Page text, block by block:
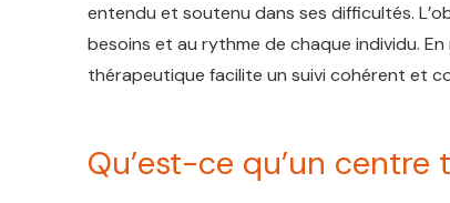
entendu et soutenu dans ses difficultés.
besoins et au rythme de chaque individu.
thérapeutique facilite un suivi cohérent et
Qu’est-ce qu’un